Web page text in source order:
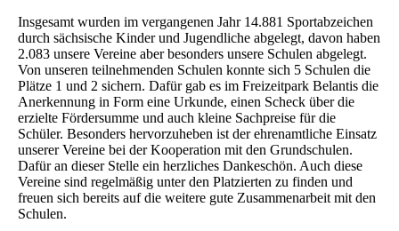
Insgesamt wurden im vergangenen Jahr 14.881 Sportabzeichen
durch sächsische Kinder und Jugendliche abgelegt, davon haben
2.083 unsere Vereine aber besonders unsere Schulen abgelegt.
Von unseren teilnehmenden Schulen konnte sich 5 Schulen die
Plätze 1 und 2 sichern. Dafür gab es im Freizeitpark Belantis die
Anerkennung in Form eine Urkunde, einen Scheck über die
erzielte Fördersumme und auch kleine Sachpreise für die
Schüler. Besonders hervorzuheben ist der ehrenamtliche Einsatz
unserer Vereine bei der Kooperation mit den Grundschulen.
Dafür an dieser Stelle ein herzliches Dankeschön. Auch diese
Vereine sind regelmäßig unter den Platzierten zu finden und
freuen sich bereits auf die weitere gute Zusammenarbeit mit den
Schulen.